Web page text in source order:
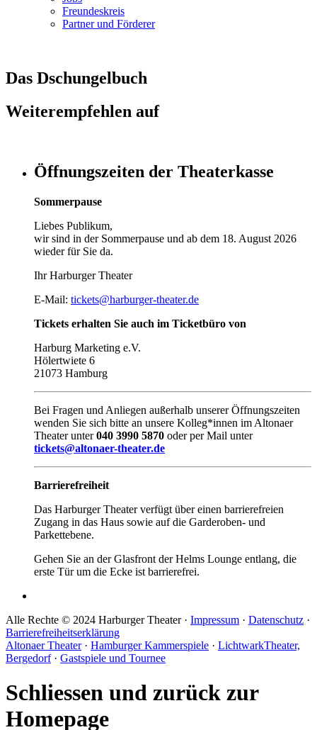
Freundeskreis
Partner und Förderer
Das Dschungelbuch
Weiterempfehlen auf
Öffnungszeiten der Theaterkasse
Sommerpause
Liebes Publikum,
wir sind in der Sommerpause und ab dem 18. August 2026
wieder für Sie da.
Ihr Harburger Theater
E-Mail: tickets@harburger-theater.de
Tickets erhalten Sie auch im Ticketbüro von
Harburg Marketing e.V.
Hölertwiete 6
21073 Hamburg
Bei Fragen und Anliegen außerhalb unserer Öffnungszeiten
wenden Sie sich bitte an unsere Kolleg*innen im Altonaer
Theater unter040 3990 5870 oder per Mail unter
tickets@altonaer-theater.de
Barrierefreiheit
Das Harburger Theater verfügt über einen barrierefreien
Zugang in das Haus sowie auf die Garderoben- und
Parkettebene.
Gehen Sie an der Glasfront der Helms Lounge entlang, die
erste Tür um die Ecke ist barrierefrei.
Alle Rechte © 2024 Harburger Theater · Impressum · Datenschutz ·
Barrierefreiheitserklärung
Altonaer Theater· Hamburger Kammerspiele · LichtwarkTheater,
Bergedorf· Gastspiele und Tournee
Schliessen und zurück zur
Homepage